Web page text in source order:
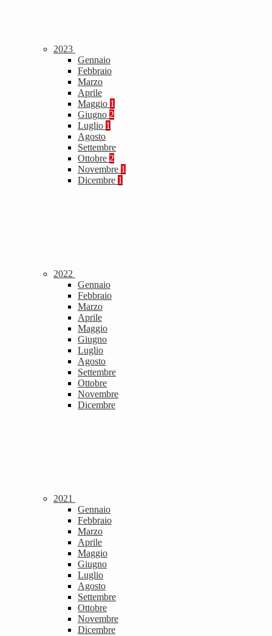
2023
Gennaio
Febbraio
Marzo
Aprile
Maggio 1
Giugno 2
Luglio 1
Agosto
Settembre
Ottobre 2
Novembre 1
Dicembre 1
2022
Gennaio
Febbraio
Marzo
Aprile
Maggio
Giugno
Luglio
Agosto
Settembre
Ottobre
Novembre
Dicembre
2021
Gennaio
Febbraio
Marzo
Aprile
Maggio
Giugno
Luglio
Agosto
Settembre
Ottobre
Novembre
Dicembre